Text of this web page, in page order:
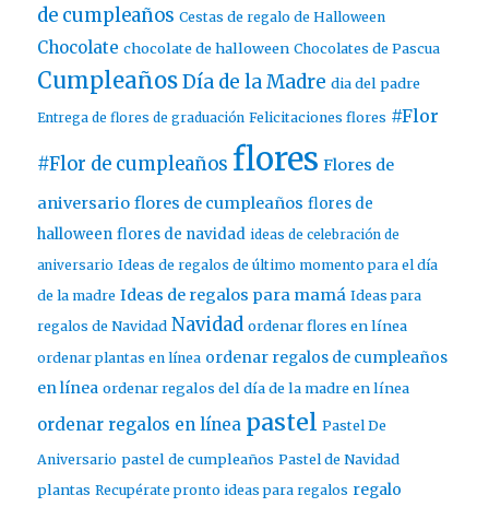
de cumpleaños Cestas de regalo de Halloween
Chocolate chocolate de halloween Chocolates de Pascua
Cumpleaños Día de la Madre dia del padre
Entrega de flores de graduación Felicitaciones flores #Flor
#Flor de cumpleaños flores Flores de
aniversario flores de cumpleaños flores de
halloween flores de navidad ideas de celebración de
aniversario Ideas de regalos de último momento para el día
de la madre Ideas de regalos para mamá Ideas para
regalos de Navidad Navidad ordenar flores en línea
ordenar plantas en línea ordenar regalos de cumpleaños
en línea ordenar regalos del día de la madre en línea
ordenar regalos en línea pastel Pastel De
Aniversario pastel de cumpleaños Pastel de Navidad
plantas Recupérate pronto ideas para regalos regalo